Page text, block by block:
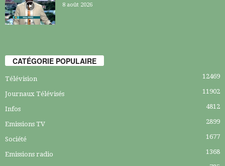
8 août 2026
CATÉGORIE POPULAIRE
Télévision 12469
Journaux Télévisés 11902
Infos 4812
Emissions TV 2899
Société 1677
Emissions radio 1368